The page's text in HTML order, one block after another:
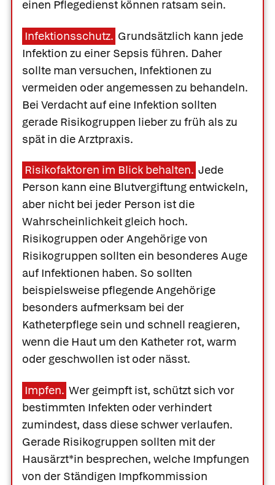
einen Pflegedienst können ratsam sein.
Infektionsschutz. Grundsätzlich kann jede
Infektion zu einer Sepsis führen. Daher
sollte man versuchen, Infektionen zu
vermeiden oder angemessen zu behandeln.
Bei Verdacht auf eine Infektion sollten
gerade Risikogruppen lieber zu früh als zu
spät in die Arztpraxis.
Risikofaktoren im Blick behalten. Jede
Person kann eine Blutvergiftung entwickeln,
aber nicht bei jeder Person ist die
Wahrscheinlichkeit gleich hoch.
Risikogruppen oder Angehörige von
Risikogruppen sollten ein besonderes Auge
auf Infektionen haben. So sollten
beispielsweise pflegende Angehörige
besonders aufmerksam bei der
Katheterpflege sein und schnell reagieren,
wenn die Haut um den Katheter rot, warm
oder geschwollen ist oder nässt.
Impfen. Wer geimpft ist, schützt sich vor
bestimmten Infekten oder verhindert
zumindest, dass diese schwer verlaufen.
Gerade Risikogruppen sollten mit der
Hausärzt*in besprechen, welche Impfungen
von der Ständigen Impfkommission